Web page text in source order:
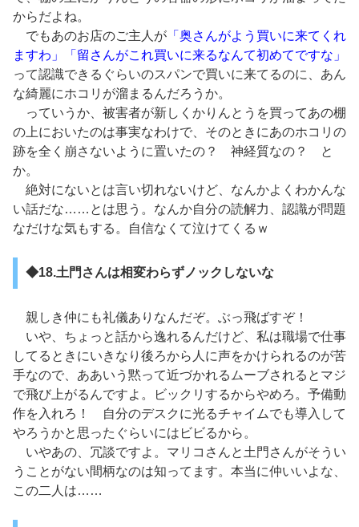
からだよね。
でもあのお店のご主人が 「奥さんがよう買いに来てくれ
ますわ」「留さんがこれ買いに来るなんて初めてですな」
って認識できるぐらいのスパンで買いに来てるのに、あん
な綺麗にホコリが溜まるんだろうか。
っていうか、被害者が新しくかりんとうを買ってあの棚
の上においたのは事実なわけで、そのときにあのホコリの
跡を全く崩さないように置いたの？ 神経質なの？ と
か。
絶対にないとは言い切れないけど、なんかよくわかんな
い話だな……とは思う。なんか自分の読解力、認識が問題
なだけな気もする。自信なくて泣けてくるｗ
◆18.土門さんは相変わらずノックしないな
親しき仲にも礼儀ありなんだぞ。ぶっ飛ばすぞ！
いや、ちょっと話から逸れるんだけど、私は職場で仕事
してるときにいきなり後ろから人に声をかけられるのが苦
手なので、ああいう黙って近づかれるムーブされるとマジ
で飛び上がるんですよ。ビックリするからやめろ。予備動
作を入れろ！ 自分のデスクに光るチャイムでも導入して
やろうかと思ったぐらいにはビビるから。
いやあの、冗談ですよ。マリコさんと土門さんがそうい
うことがない間柄なのは知ってます。本当に仲いいよな、
この二人は……